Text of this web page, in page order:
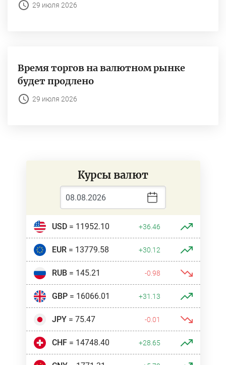
29 июля 2026
Время торгов на валютном рынке
будет продлено
29 июля 2026
Курсы валют
USD= 11952.10 +36.46
EUR= 13779.58 +30.12
RUB= 145.21 -0.98
GBP= 16066.01 +31.13
JPY= 75.47 -0.01
CHF= 14748.40 +28.65